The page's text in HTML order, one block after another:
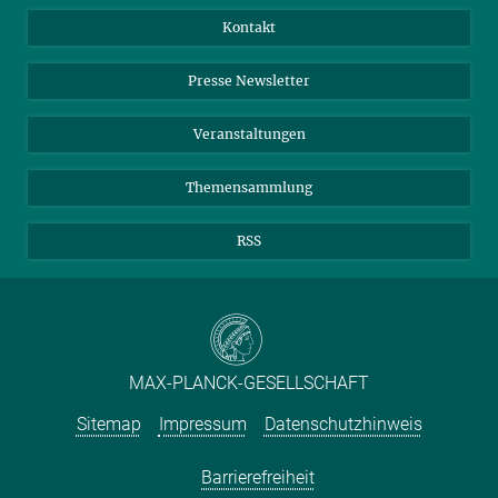
TikTok
Instagram
YouTube
Kontakt
Presse Newsletter
Veranstaltungen
Themensammlung
RSS
MAX-PLANCK-GESELLSCHAFT
Sitemap
Impressum Datenschutzhinweis
Barrierefreiheit